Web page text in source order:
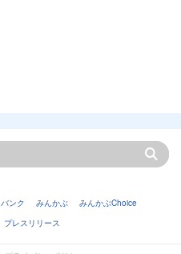
バンク みんかぶ
みんかぶChoice
プレスリリース